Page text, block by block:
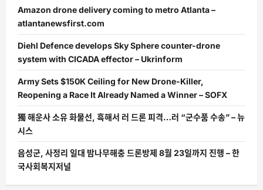
Amazon drone delivery coming to metro Atlanta –
atlantanewsfirst.com
Diehl Defence develops Sky Sphere counter-drone
system with CICADA effector – Ukrinform
Army Sets $150K Ceiling for New Drone-Killer,
Reopening a Race It Already Named a Winner – SOFX
獨 해운사 소유 화물선, 흑해서 러 드론 피격…러 “군수품 수송” – 뉴
시스
음성군, 사정리 일대 밤나무해충 드론방제 8월 23일까지 진행 – 한
국사회복지저널